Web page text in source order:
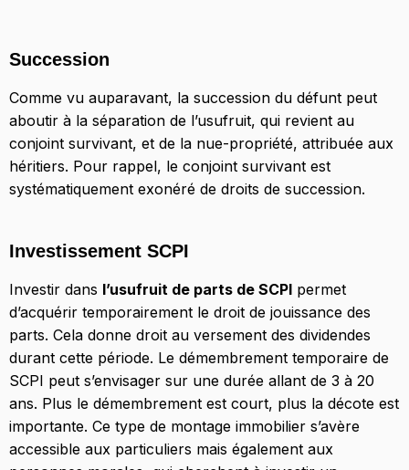
Succession
Comme vu auparavant, la succession du défunt peut
aboutir à la séparation de l’usufruit, qui revient au
conjoint survivant, et de la nue-propriété, attribuée aux
héritiers. Pour rappel, le conjoint survivant est
systématiquement exonéré de droits de succession.
Investissement SCPI
Investir dans l’usufruit de parts de SCPI permet
d’acquérir temporairement le droit de jouissance des
parts. Cela donne droit au versement des dividendes
durant cette période. Le démembrement temporaire de
SCPI peut s’envisager sur une durée allant de 3 à 20
ans. Plus le démembrement est court, plus la décote est
importante. Ce type de montage immobilier s’avère
accessible aux particuliers mais également aux